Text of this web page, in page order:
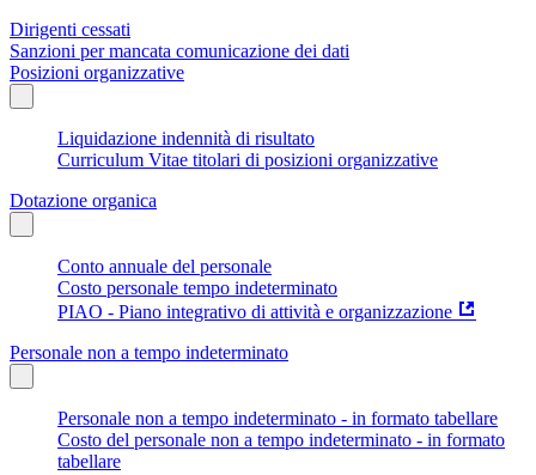
Dirigenti cessati
Sanzioni per mancata comunicazione dei dati
Posizioni organizzative
Liquidazione indennità di risultato
Curriculum Vitae titolari di posizioni organizzative
Dotazione organica
Conto annuale del personale
Costo personale tempo indeterminato
PIAO - Piano integrativo di attività e organizzazione
Personale non a tempo indeterminato
Personale non a tempo indeterminato - in formato tabellare
Costo del personale non a tempo indeterminato - in formato
tabellare